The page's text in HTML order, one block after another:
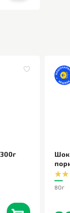
300г
80г